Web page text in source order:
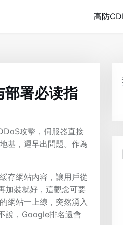
高防
部署必读指
攻擊，伺服器直接
基，遲早出問題。作為
存網站內容，讓用戶從
加裝就好，這觀念可要
網站一上線，突然湧入
說，Google排名還會